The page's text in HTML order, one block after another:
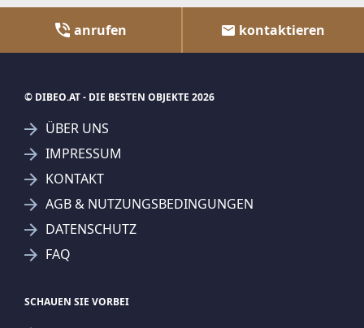
anrufen kontaktieren
© DIBEO.AT - DIE BESTEN OBJEKTE 2026
ÜBER UNS
IMPRESSUM
KONTAKT
AGB & NUTZUNGSBEDINGUNGEN
DATENSCHUTZ
FAQ
SCHAUEN SIE VORBEI